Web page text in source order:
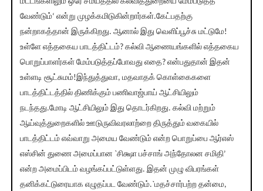
வேண்டும்‘ என்று முழக்கமிடுகின்றார்கள்.கேட்பதற்கு
நன்றாகத்தான் இருக்கிறது. ஆனால் இது வெளிப்பூச்சு மட்டுமே!
உள்ளே எத்தகைய பாடத்திட்டம்? கல்வி ஆணையங்களில் எத்தகைய
பொறுப்பாளர்கள் மேம்படுத்தப்போவது எதை? என்பதுதான் இதன்
உள்ளடி சூட்சுமம்!இந்துத்துவா, மதவாதக் கொள்கைகளை
பாடத்திட்டத்தில் திணிக்கும் பணிவாஜ்பாய் ஆட்சியிலும்
நடந்தது.மோடி ஆட்சியிலும் இது தொடர்கிறது. கல்வி மற்றும்
ஆய்வுத்துறைகளில் ஊடுருவிவரலாற்றை திருத்தும் வகையில்
பாடத்திட்டம் எவ்வாறு அமைய வேண்டும் என்ற பொறுப்பை ஆர்எஸ்
எஸ்சின் துணை அமைப்பான `சிக்ஷா பச்சாங் அந்தோலன சமிதி’
என்ற அமைப்பிடம் வழங்கப்பட்டுள்ளது. இதன் முழு விபரங்கள்
தனிக்கட்டுரையாக எழுதப்பட வேண்டும்.`மதச்சார்பற்ற தன்மை,